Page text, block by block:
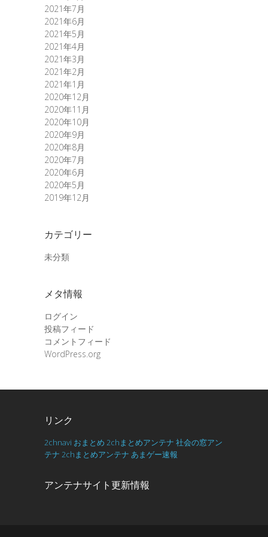
2021年7月
2021年6月
2021年5月
2021年4月
2021年3月
2021年2月
2021年1月
2020年12月
2020年11月
2020年10月
2020年9月
2020年8月
2020年7月
2020年6月
2020年5月
2019年12月
カテゴリー
未分類
メタ情報
ログイン
投稿フィード
コメントフィード
WordPress.org
リンク
2chnavi おまとめ 2chまとめアンテナ 社会の窓アン
テナ 2chまとめアンテナ あまゲー速報
アンテナサイト更新情報